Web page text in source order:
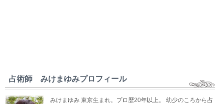
占術師 みけまゆみプロフィール
みけまゆみ 東京生まれ。プロ歴20年以上。 幼少のころから占